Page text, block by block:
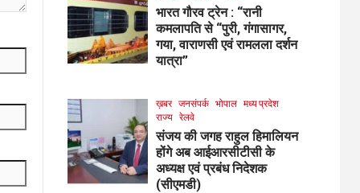
भारत गौरव ट्रेन : “रानी
कमलापति से “पुरी, गंगासागर,
गया, वाराणसी एवं रामलला दर्शन
यात्रा”
ख़बर जनसंपर्क भोपाल मध्य प्रदेश
राज्य रेलवे
संजय की जगह राहुल हिमालियन
होंगे अब आईआरसीटीसी के
अध्यक्ष एवं प्रबंध निदेशक
(सीएमडी)